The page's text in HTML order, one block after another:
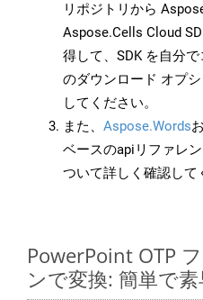
リポジトリから
Aspose.Cells Cloud
得して、SDK を自分
のダウンロード オプ
してください。
また、 Aspose.Words
ベースのapiリファレ
ついて詳しく確認して
PowerPoint OTP
ンで変換: 簡単で